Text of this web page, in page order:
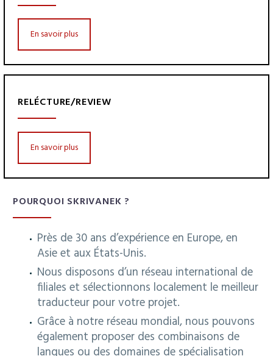
En savoir plus
RELÉCTURE/REVIEW
En savoir plus
POURQUOI SKRIVANEK ?
Près de 30 ans d’expérience en Europe, en
Asie et aux États-Unis.
Nous disposons d’un réseau international de
filiales et sélectionnons localement le meilleur
traducteur pour votre projet.
Grâce à notre réseau mondial, nous pouvons
également proposer des combinaisons de
langues ou des domaines de spécialisation